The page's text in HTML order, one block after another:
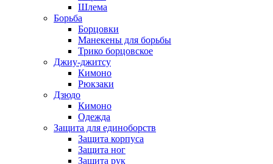
Шлема
Борьба
Борцовки
Манекены для борьбы
Трико борцовское
Джиу-джитсу
Кимоно
Рюкзаки
Дзюдо
Кимоно
Одежда
Защита для единоборств
Защита корпуса
Защита ног
Защита рук